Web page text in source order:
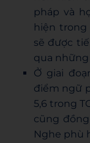
pháp và
hiện trong
sẽ được
qua những
Ở giai
điểm ngữ
5,6 trong
cũng
Nghe phù